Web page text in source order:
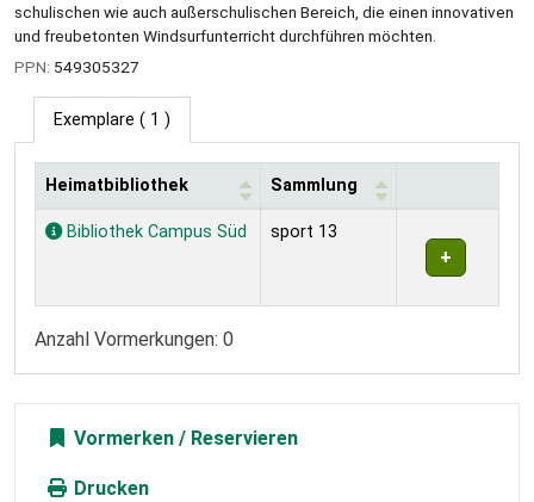
schulischen wie auch außerschulischen Bereich, die einen innovativen
und freubetonten Windsurfunterricht durchführen möchten.
PPN: 549305327
Exemplare ( 1 )
Exemplare
Heimatbibliothek Sammlung
Bibliothek Campus Süd sport 13
Anzahl Vormerkungen: 0
Vormerken
Drucken